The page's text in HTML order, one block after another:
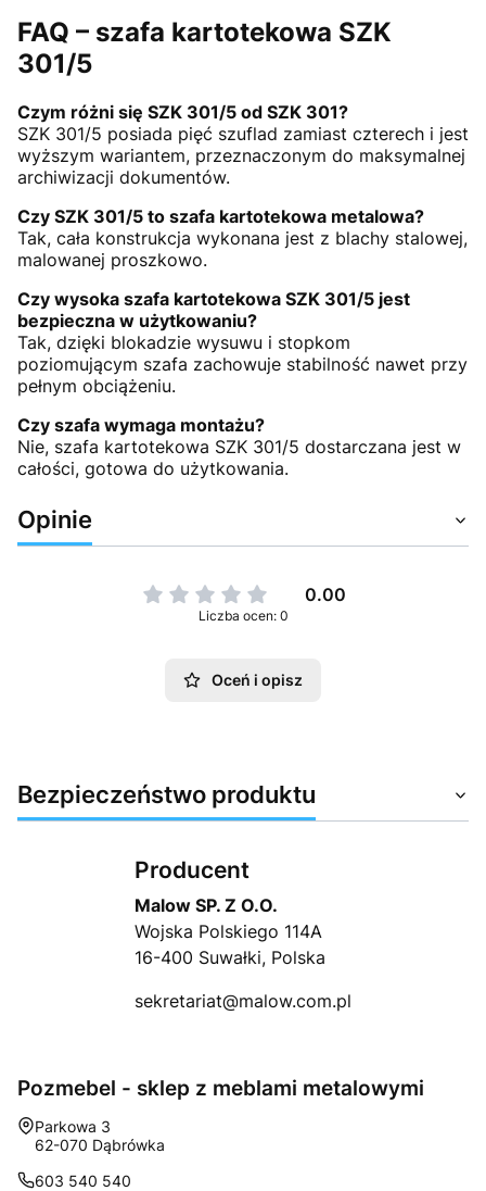
FAQ – szafa kartotekowa SZK
301/5
Czym różni się SZK 301/5 od SZK 301?
SZK 301/5 posiada pięć szuflad zamiast czterech i jest
wyższym wariantem, przeznaczonym do maksymalnej
archiwizacji dokumentów.
Czy SZK 301/5 to szafa kartotekowa metalowa?
Tak, cała konstrukcja wykonana jest z blachy stalowej,
malowanej proszkowo.
Czy wysoka szafa kartotekowa SZK 301/5 jest
bezpieczna w użytkowaniu?
Tak, dzięki blokadzie wysuwu i stopkom
poziomującym szafa zachowuje stabilność nawet przy
pełnym obciążeniu.
Czy szafa wymaga montażu?
Nie, szafa kartotekowa SZK 301/5 dostarczana jest w
całości, gotowa do użytkowania.
Opinie
0.00
Liczba ocen: 0
Oceń i opisz
Bezpieczeństwo produktu
Producent
Malow SP. Z O.O.
Wojska Polskiego 114A
16-400 Suwałki, Polska
sekretariat@malow.com.pl
Pozmebel - sklep z meblami metalowymi
Adres:
Parkowa 3
62-070 Dąbrówka
603 540 540